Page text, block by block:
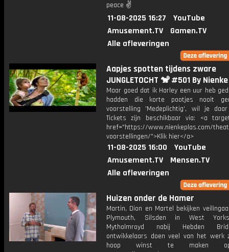
peace ✌
11-08-2025 16:27
YouTube
Amusement.TV
Gamen.TV
Alle afleveringen
Aapjes spotten tijdens zware
JUNGLETOCHT 🐒 #501 By
Maar goed dat ik Harley een uur heb
hadden die korte pootjes nooit
voorstelling 'Medeplichtig', wil je
Tickets zijn beschikbaar via: <a
href="https://www.nienkeplas.com/
voorstellingen/">Klik hier</a>
11-08-2025 16:00
YouTube
Amusement.TV
Mensen.TV
Alle afleveringen
Huizen onder de Hamer
Martin, Dion en Martel bekijken
Plymouth, Silsden in West
Mytholmroyd nabij Hebden
ontwikkelaars doen veel van het werk
hoop winst te maken